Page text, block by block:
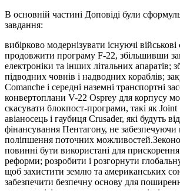
В основній частині Доповіді були
завдання:
вибірково модернізувати існуючі
продовжити програму F-22, збільшивши
електроніки та інших літальних апаратів;
підводних човнів і надводних кораблів;
Comanche і середні наземні транспортні
конвертоплани V-22 Osprey для корпусу
скасувати блокпост-програми, такі як
авіаносець і гаубиця Crusader, які будуть
фінансування Пентагону, не забезпечуючи
поліпшення поточних
повинні бути використані для
реформи; розробити і розгорнути
щоб захистити землю та американських
забезпечити безпечну основу для